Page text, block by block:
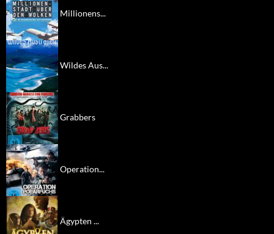
Millionens...
Wildes Aus...
Grabbers
Operation...
Ägypten ...